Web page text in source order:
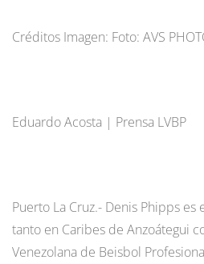
Créditos Imagen: Foto: AVS
Eduardo Acosta | Prensa LVBP
Puerto La Cruz.- Denis Phipps
tanto en Caribes de Anzoátegui
Venezolana de Beisbol